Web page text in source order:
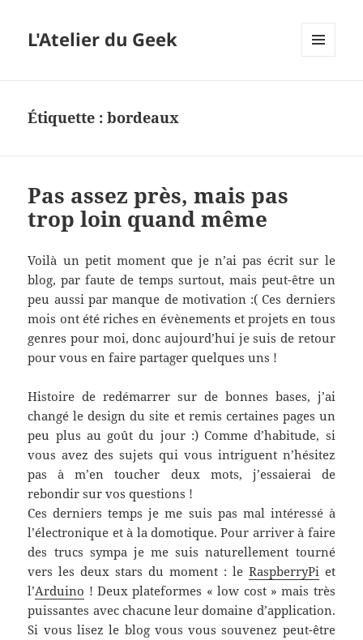
L'Atelier du Geek
Étiquette :bordeaux
Pas assez près, mais pas
trop loin quand même
Voilà un petit moment que je n’ai pas écrit sur le
blog, par faute de temps surtout, mais peut-être un
peu aussi par manque de motivation :( Ces derniers
mois ont été riches en évènements et projets en tous
genres pour moi, donc aujourd’hui je suis de retour
pour vous en faire partager quelques uns !
Histoire de redémarrer sur de bonnes bases, j’ai
changé le design du site et remis certaines pages un
peu plus au goût du jour :) Comme d’habitude, si
vous avez des sujets qui vous intriguent n’hésitez
pas à m’en toucher deux mots, j’essaierai de
rebondir sur vos questions !
Ces derniers temps je me suis pas mal intéressé à
l’électronique et à la domotique. Pour arriver à faire
des trucs sympa je me suis naturellement tourné
vers les deux stars du moment : le RaspberryPiet
l’Arduino ! Deux plateformes « low cost » mais très
puissantes avec chacune leur domaine d’application.
Si vous lisez le blog vous vous souvenez peut-être